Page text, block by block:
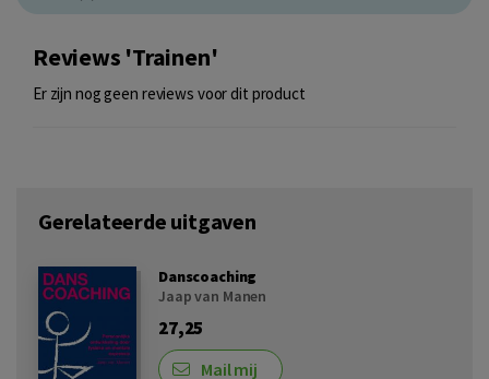
Reviews 'Trainen'
Er zijn nog geen reviews voor dit product
Gerelateerde uitgaven
Danscoaching
Jaap van Manen
27,25
Mail mij